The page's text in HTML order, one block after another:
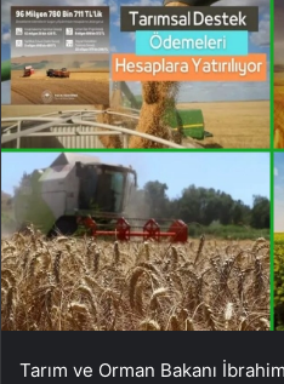
Tarım ve Orman Bakanı